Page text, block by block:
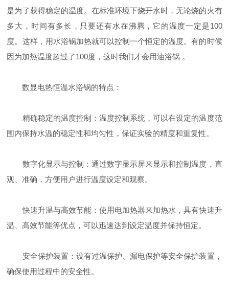
是为了获得稳定的温度。在标准环境下烧开水时，无论烧的火有
多大，时间有多长，只要还有水在沸腾，它的温度一定是100
度。这样，用水浴锅加热就可以控制一个恒定的温度。有的时候
因为加热温度超过了100度，这时我们才会用油浴锅 。
数显电热恒温水浴锅的特点：
精确稳定的温度控制：温度控制系统，可以在设定的温度范
围内保持水温的稳定性和均匀性，保证实验的精度和重复性。
数字化显示与控制：通过数字显示屏来显示和控制温度，直
观、准确，方便用户进行温度设定和观察。
快速升温与高效节能：使用电加热器来加热水，具有快速升
温、高效节能等优点，可以迅速达到设定温度并保持恒定。
安全保护装置：设有过温保护、漏电保护等安全保护装置，
确保使用过程中的安全性。